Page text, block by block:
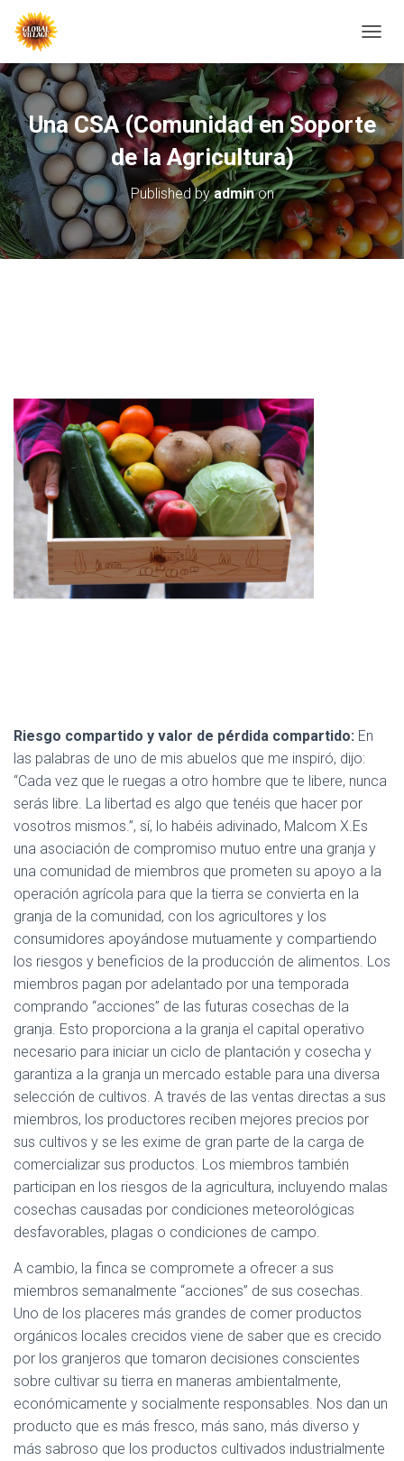
O
G
G
L
E
N
A
V
I
G
A
T
Una CSA (Comunidad en Soporte
de la Agricultura)
Published byadminon
Riesgo compartido y valor de pérdida compartido: En
las palabras de uno de mis abuelos que me inspiró, dijo:
“Cada vez que le ruegas a otro hombre que te libere, nunca
serás libre. La libertad es algo que tenéis que hacer por
vosotros mismos.”, sí, lo habéis adivinado, Malcom X.Es
una asociación de compromiso mutuo entre una granja y
una comunidad de miembros que prometen su apoyo a la
operación agrícola para que la tierra se convierta en la
granja de la comunidad, con los agricultores y los
consumidores apoyándose mutuamente y compartiendo
los riesgos y beneficios de la producción de alimentos. Los
miembros pagan por adelantado por una temporada
comprando “acciones” de las futuras cosechas de la
granja. Esto proporciona a la granja el capital operativo
necesario para iniciar un ciclo de plantación y cosecha y
garantiza a la granja un mercado estable para una diversa
selección de cultivos. A través de las ventas directas a sus
miembros, los productores reciben mejores precios por
sus cultivos y se les exime de gran parte de la carga de
comercializar sus productos. Los miembros también
participan en los riesgos de la agricultura, incluyendo malas
cosechas causadas por condiciones meteorológicas
desfavorables, plagas o condiciones de campo.
A cambio, la finca se compromete a ofrecer a sus
miembros semanalmente “acciones” de sus cosechas.
Uno de los placeres más grandes de comer productos
orgánicos locales crecidos viene de saber que es crecido
por los granjeros que tomaron decisiones conscientes
sobre cultivar su tierra en maneras ambientalmente,
económicamente y socialmente responsables. Nos dan un
producto que es más fresco, más sano, más diverso y
más sabroso que los productos cultivados industrialmente